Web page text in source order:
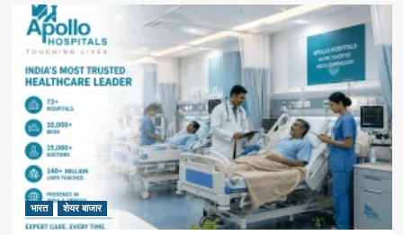
भारत शेयर बाजार